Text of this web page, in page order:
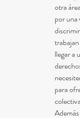
otra
por una
llegar a
para